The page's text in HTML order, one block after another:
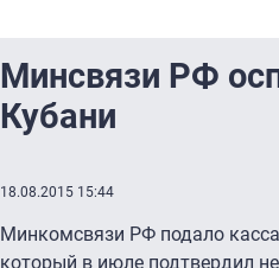
Минсвязи РФ
Кубани
18.08.2015 15:44
Минкомсвязи РФ подало
который в июле подтвердил